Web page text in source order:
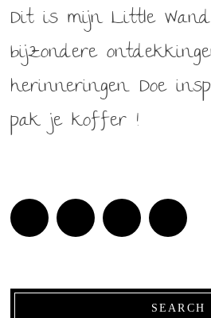
Dit is mijn Little
bijzondere
herinneringen. Doe
pak je koffer !
SEARCH